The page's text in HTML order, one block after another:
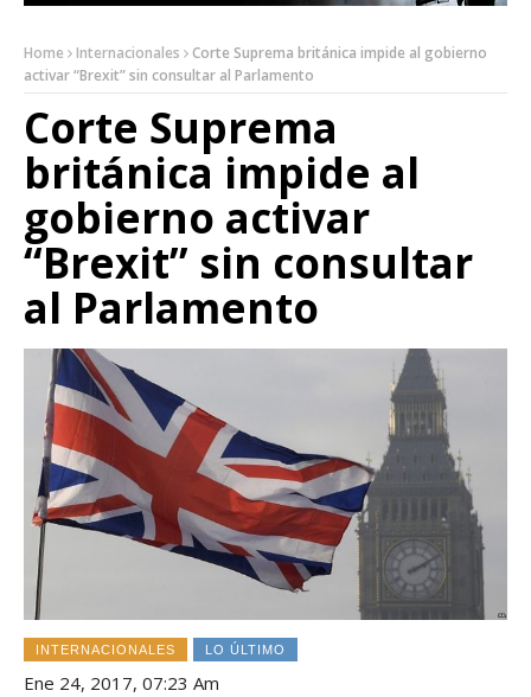
Home Internacionales
Corte Suprema británica impide al gobierno
activar “Brexit” sin consultar al Parlamento
Corte Suprema
británica impide al
gobierno activar
“Brexit” sin consultar
al Parlamento
INTERNACIONALES LO ÚLTIMO
Ene 24, 2017, 07:23 Am